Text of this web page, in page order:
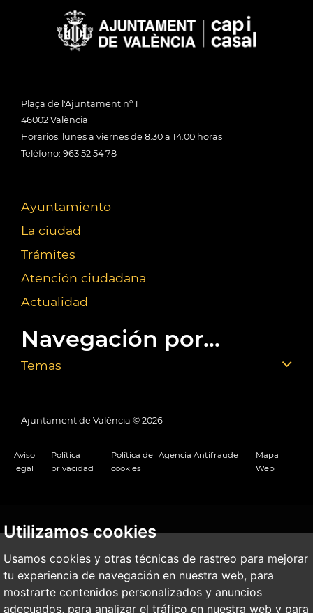
Utilizamos cookies
Usamos cookies y otras técnicas de rastreo para mejorar
tu experiencia de navegación en nuestra web, para
mostrarte contenidos personalizados y anuncios
adecuados, para analizar el tráfico en nuestra web y para
Plaça de l'Ajuntament nº 1
46002 València
Horarios: lunes a viernes de 8:30 a 14:00 horas
Teléfono: 963 52 54 78
Ayuntamiento
La ciudad
Trámites
Atención ciudadana
Actualidad
Navegación por...
Temas
Ajuntament de València © 2026
Aviso
legal
Política
privacidad
Política de
cookies
Agencia Antifraude
Mapa
Web